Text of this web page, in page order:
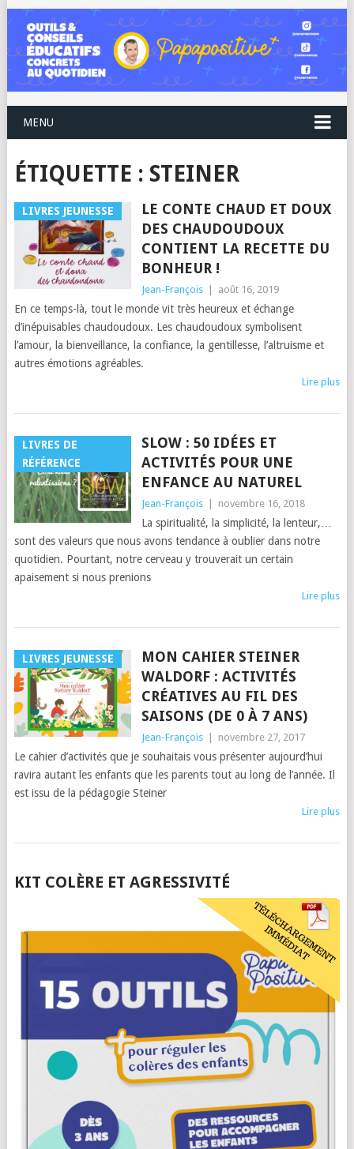
MENU
ÉTIQUETTE : STEINER
LIVRES JEUNESSE
LE CONTE CHAUD ET DOUX
DES CHAUDOUDOUX
CONTIENT LA RECETTE DU
BONHEUR !
Jean-François août 16, 2019
En ce temps-là, tout le monde vit très heureux et échange
d’inépuisables chaudoudoux. Les chaudoudoux symbolisent
l’amour, la bienveillance, la confiance, la gentillesse, l’altruisme et
autres émotions agréables.
Lire plus
LIVRES DE
RÉFÉRENCE
SLOW : 50 IDÉES ET
ACTIVITÉS POUR UNE
ENFANCE AU NATUREL
Jean-François novembre 16, 2018
La spiritualité, la simplicité, la lenteur,…
sont des valeurs que nous avons tendance à oublier dans notre
quotidien. Pourtant, notre cerveau y trouverait un certain
apaisement si nous prenions
Lire plus
LIVRES JEUNESSE
MON CAHIER STEINER
WALDORF : ACTIVITÉS
CRÉATIVES AU FIL DES
SAISONS (DE 0 À 7 ANS)
Jean-François novembre 27, 2017
Le cahier d’activités que je souhaitais vous présenter aujourd’hui
ravira autant les enfants que les parents tout au long de l’année. Il
est issu de la pédagogie Steiner
Lire plus
POSTS
KIT COLÈRE ET AGRESSIVITÉ